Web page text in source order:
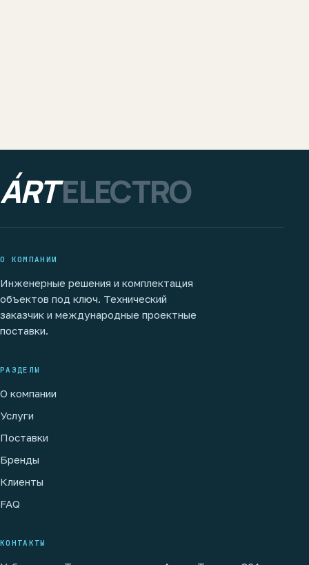
ÁRTELECTRO
О КОМПАНИИ
Инженерные решения и комплектация
объектов под ключ. Технический
заказчик и международные проектные
поставки.
РАЗДЕЛЫ
О компании
Услуги
Поставки
Бренды
Клиенты
FAQ
КОНТАКТЫ